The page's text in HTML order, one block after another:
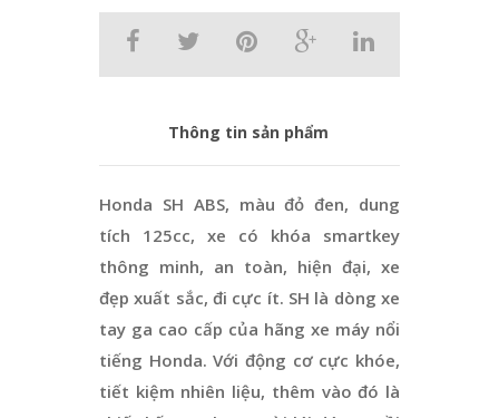
Thông tin sản phẩm
Honda SH ABS, màu đỏ đen, dung
tích 125cc, xe có khóa smartkey
thông minh, an toàn, hiện đại, xe
đẹp xuất sắc, đi cực ít. SH là dòng xe
tay ga cao cấp của hãng xe máy nổi
tiếng Honda. Với động cơ cực khóe,
tiết kiệm nhiên liệu, thêm vào đó là